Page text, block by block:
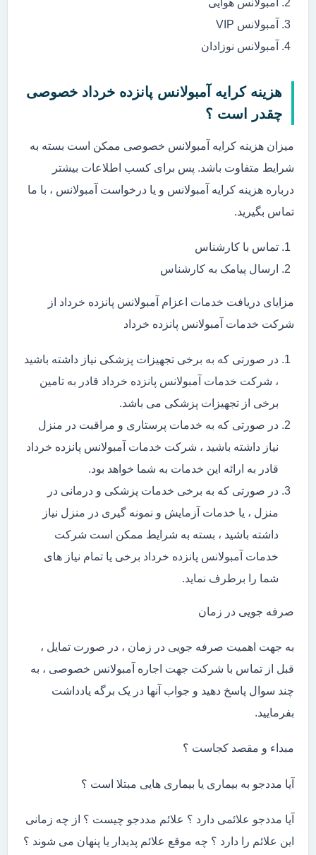
آمبولانس VIP
آمبولانس نوزادان
هزینه کرایه آمبولانس پانزده خرداد خصوصی
چقدر است ؟
میزان هزینه کرایه آمبولانس خصوصی ممکن است بسته به
شرایط متفاوت باشد. پس برای کسب اطلاعات بیشتر
درباره هزینه کرایه آمبولانس و یا درخواست آمبولانس ، با ما
تماس بگیرید.
تماس با کارشناس
ارسال پیامک به کارشناس
مزایای دریافت خدمات اعزام آمبولانس پانزده خرداد از
شرکت خدمات آمبولانس پانزده خرداد
در صورتی که به برخی تجهیزات پزشکی نیاز داشته باشید
، شرکت خدمات آمبولانس پانزده خرداد قادر به تامین
برخی از تجهیزات پزشکی می باشد.
در صورتی که به خدمات پرستاری و مراقبت در منزل
نیاز داشته باشید ، شرکت خدمات آمبولانس پانزده خرداد
قادر به ارائه این خدمات به شما خواهد بود.
در صورتی که به برخی خدمات پزشکی و درمانی در
منزل ، یا خدمات آزمایش و نمونه گیری در منزل نیاز
داشته باشید ، بسته به شرایط ممکن است شرکت
خدمات آمبولانس پانزده خرداد برخی یا تمام نیاز های
شما را برطرف نماید.
صرفه جویی در زمان
به جهت اهمیت صرفه جویی در زمان ، در صورت تمایل ،
قبل از تماس با شرکت جهت اجاره آمبولانس خصوصی ، به
چند سوال پاسخ دهید و جواب آنها در یک برگه یادداشت
بفرمایید.
مبداء و مقصد کجاست ؟
آیا مددجو به بیماری یا بیماری هایی مبتلا است ؟
آیا مددجو علائمی دارد ؟ علائم مددجو چیست ؟ از چه زمانی
این علائم را دارد ؟ چه موقع علائم پدیدار یا پنهان می شوند ؟